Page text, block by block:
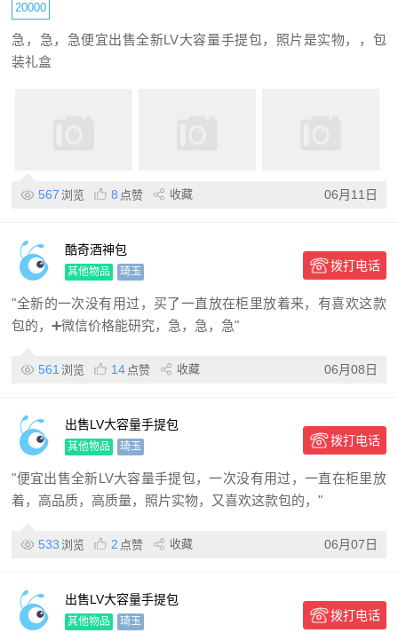
20000
急，急，急便宜出售全新LV大容量手提包，照片是实物，，包
装礼盒
567 浏览 8 点赞 收藏 06月11日
酷奇酒神包
其他物品 琦玉 拨打电话
"全新的一次没有用过，买了一直放在柜里放着来，有喜欢这款
包的，➕微信价格能研究，急，急，急"
561 浏览 14 点赞 收藏 06月08日
出售LV大容量手提包
其他物品 琦玉 拨打电话
"便宜出售全新LV大容量手提包，一次没有用过，一直在柜里放
着，高品质，高质量，照片实物，又喜欢这款包的，"
533 浏览 2 点赞 收藏 06月07日
出售LV大容量手提包
其他物品 琦玉 拨打电话